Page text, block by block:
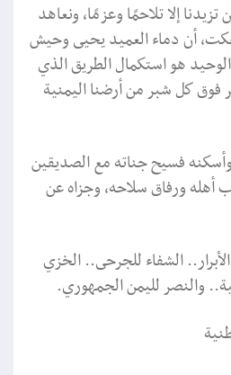
إلا تلاحمًا وعزمًا، ونعاهد
أن دماء العميد يحيى وحيش
الوحيد هو استكمال الطريق الذي
فوق كل شبر من أرضنا اليمنية
فسيح جناته مع الصديقين
أهله ورفاق سلاحه، وجزاه عن
الشفاء للجرحى.. الخزي
والنصر لليمن الجمهوري.